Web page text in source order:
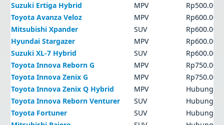
Suzuki Ertiga Hybrid
MPV
Rp500.000
Toyota Avanza Veloz
MPV
Rp600.000
Mitsubishi Xpander
SUV
Rp600.000
Hyundai Stargazer
MPV
Rp600.000
Suzuki XL-7 Hybrid
SUV
Rp600.000
Toyota Innova Reborn G
MPV
Rp750.000
Toyota Innova Zenix G
MPV
Rp750.000
Toyota Innova Zenix Q Hybrid
MPV
Hubungi
Toyota Innova Reborn Venturer
SUV
Hubungi
Toyota Fortuner
SUV
Hubungi